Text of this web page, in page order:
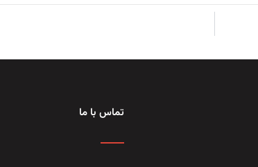
تماس با ما